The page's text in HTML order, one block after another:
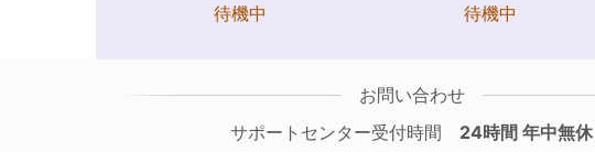
待機中
待機中
お問い合わせ
サポートセンター受付時間 24時間 年中無休